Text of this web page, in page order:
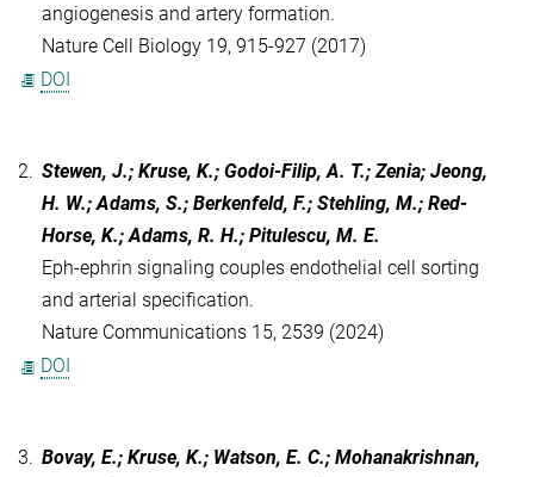
angiogenesis and artery formation.
Nature Cell Biology 19, 915-927 (2017)
DOI
2. Stewen, J.; Kruse, K.; Godoi-Filip, A. T.; Zenia; Jeong,
H. W.; Adams, S.; Berkenfeld, F.; Stehling, M.; Red-
Horse, K.; Adams, R. H.; Pitulescu, M. E.
Eph-ephrin signaling couples endothelial cell sorting
and arterial specification.
Nature Communications 15, 2539 (2024)
DOI
3. Bovay, E.; Kruse, K.; Watson, E. C.; Mohanakrishnan,